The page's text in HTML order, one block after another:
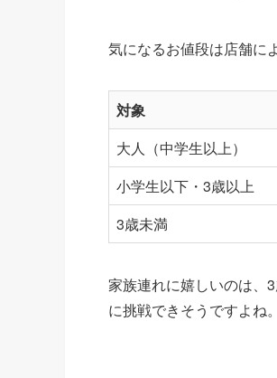
気になるお値段は店舗に
対象
大人（中学生以上）
小学生以下・3歳以上
3歳未満
家族連れに嬉しいのは、
に挑戦できそうですよね。